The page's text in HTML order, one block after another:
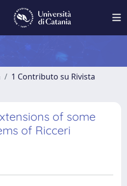
1 Contributo su Rivista
of some
of Ricceri